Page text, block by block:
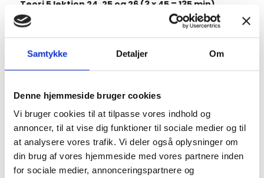
Samtykke Detaljer Om
Denne hjemmeside bruger cookies
Vi bruger cookies til at tilpasse vores indhold og
annoncer, til at vise dig funktioner til sociale medier og til
at analysere vores trafik. Vi deler også oplysninger om
din brug af vores hjemmeside med vores partnere inden
for sociale medier, annonceringspartnere og
Teori 5 lektion 24, 25 og 26 (3 x 45 = 135 min)
Manøvrer på vej
7.11 Fremkørsel mod vejkryds
7.12 Ligeud kørsel i vejkryds
Repetition af tidligere emner
EVALUERENDE EMNEPRØVE
Detaljer
Dato:
08/09/2025